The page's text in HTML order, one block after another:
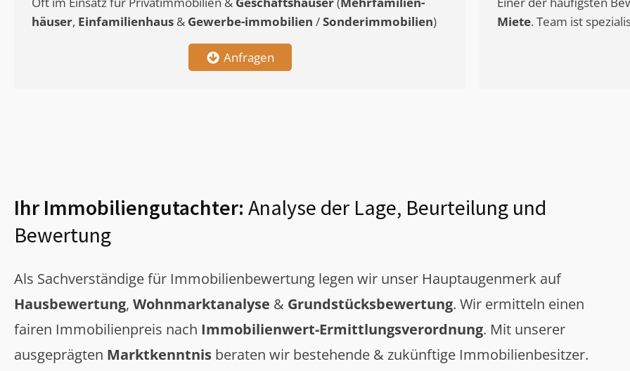
häuser, Einfamilienhaus & Gewerbe-immobilien /Sonderimmobilien)
Anfragen
Miete. Team ist
Ihr Immobiliengutachter: Analyse der Lage, Beurteilung und
Bewertung
Als Sachverständige für Immobilienbewertung legen wir unser Hauptaugenmerk auf
Hausbewertung, Wohnmarktanalyse & Grundstücksbewertung. Wir ermitteln einen
fairen Immobilienpreis nach Immobilienwert-Ermittlungsverordnung. Mit unserer
ausgeprägten Marktkenntnis beraten wir bestehende & zukünftige Immobilienbesitzer.